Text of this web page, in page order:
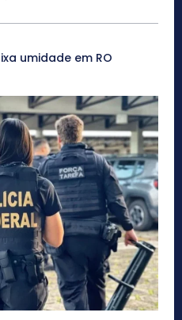
umidade em RO